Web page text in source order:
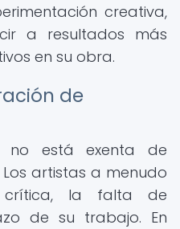
creativa,
a resultados más
en su obra.
de
no está exenta de
artistas a menudo
la falta de
de su trabajo. En